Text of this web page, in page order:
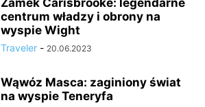
Zamek Carisbrooke: legendarne
centrum władzy i obrony na
wyspie Wight
Traveler - 20.06.2023
Wąwóz Masca: zaginiony świat
na wyspie Teneryfa